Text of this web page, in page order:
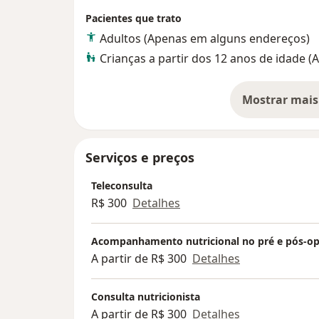
Te interessa meu tipo de consulta? Faz
Ao longo do tratamento utilizaremos um
comportamental já estruturado por mim
comportamento alimentar ao longo dos
#saúdeparatodososcorpos
Pacientes que trato
Adultos (Apenas em alguns endereços)
Crianças a partir dos 12 anos de idade
Mostrar
Serviços e preços
Teleconsulta
R$ 300 Detalhes
Acompanhamento nutricional no pré e pós-
A partir de R$ 300 Detalhes
Consulta nutricionista
A partir de R$ 300 Detalhes